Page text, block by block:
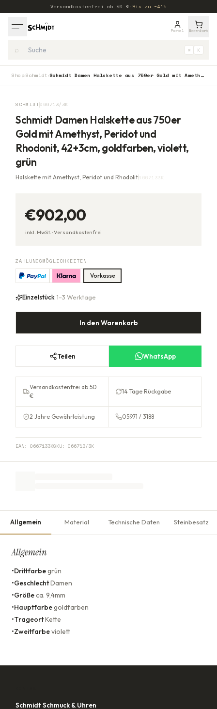
Versandkostenfrei ab 50 € Bis zu −41%
Portal Warenkorb
⌕ ⌘ K
Shop›Schmidt › Schmidt Damen Halskette aus 750er Gold mit Amethyst, Peridot und Rhodonit, 42+3cm, goldfarben, violett, grün
SCHMIDT066713/3K
Schmidt Damen Halskette aus 750er
Gold mit Amethyst, Peridot und
Rhodonit, 42+3cm, goldfarben, violett,
grün
Halskette mit Amethyst, Peridot und Rhodolit0667133K
€902,00
inkl. MwSt. ·Versandkostenfrei
ZAHLUNGSMÖGLICHKEITEN
Vorkasse
Einzelstück· 1–3 Werktage
In den Warenkorb
Teilen WhatsApp
Versandkostenfrei ab 50
€
14 Tage Rückgabe
2 Jahre Gewährleistung 05971 / 3188
EAN: 0667133KSKU: 066713/3K
Allgemein Material Technische Daten Steinbesatz
Allgemein
•Drittfarbegrün
•GeschlechtDamen
•Größeca. 9,4mm
•Hauptfarbegoldfarben
•TrageortKette
•Zweitfarbeviolett
Schmidt Schmuck & Uhren